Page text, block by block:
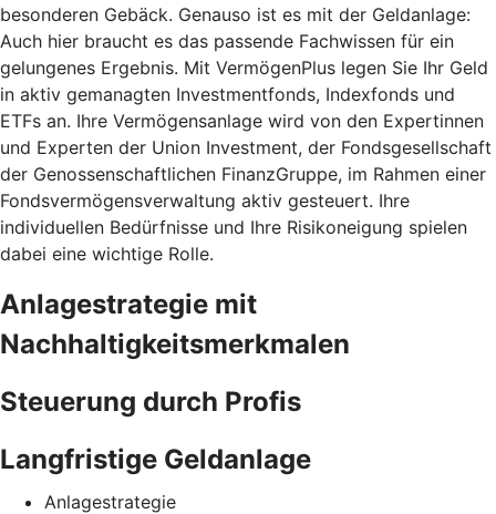
besonderen Gebäck. Genauso ist es mit der Geldanlage:
Auch hier braucht es das passende Fachwissen für ein
gelungenes Ergebnis. Mit VermögenPlus legen Sie Ihr Geld
in aktiv gemanagten Investmentfonds, Indexfonds und
ETFs an. Ihre Vermögensanlage wird von den Expertinnen
und Experten der Union Investment, der Fondsgesellschaft
der Genossenschaftlichen FinanzGruppe, im Rahmen einer
Fondsvermögensverwaltung aktiv gesteuert. Ihre
individuellen Bedürfnisse und Ihre Risikoneigung spielen
dabei eine wichtige Rolle.
Anlagestrategie mit
Nachhaltigkeitsmerkmalen
Steuerung durch Profis
Langfristige Geldanlage
Anlagestrategie